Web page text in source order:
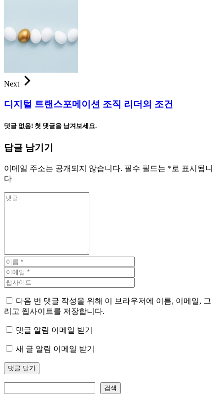
Next
디지털 트랜스포메이션 조직 리더의 조건
댓글 없음! 첫 댓글을 남겨보세요.
답글 남기기
이메일 주소는 공개되지 않습니다. 필수 필드는 *로 표시됩니
다
다음 번 댓글 작성을 위해 이 브라우저에 이름, 이메일, 그
리고 웹사이트를 저장합니다.
댓글 알림 이메일 받기
새 글 알림 이메일 받기
검색